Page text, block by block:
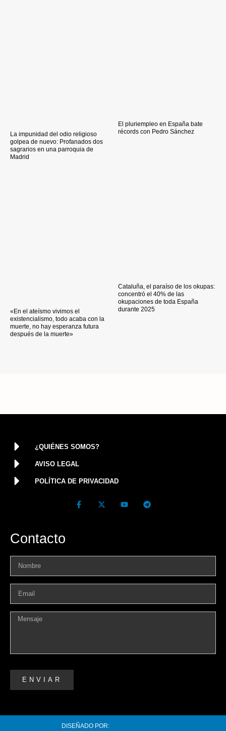
La impunidad del odio religioso
golpea de nuevo: Profanados dos
sagrarios en una parroquia de
Madrid
El pluriempleo en España bate
récords con Pedro Sánchez
«En el ateísmo vivimos el
existencialismo, todo acaba con la
muerte, no hay esperanza futura
después de la muerte»
Cataluña, el paraíso de los okupas:
concentró el 40% de las
okupaciones de toda España
durante 2025
¿QUIÉNES SOMOS?
AVISO LEGAL
POLÍTICA DE PRIVACIDAD
Contacto
ENVIAR
DISEÑADO POR: